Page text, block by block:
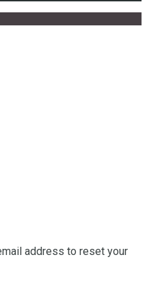
address to reset your